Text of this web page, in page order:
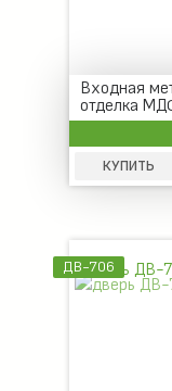
Входная
отделка
КУПИТЬ
ДВ-706